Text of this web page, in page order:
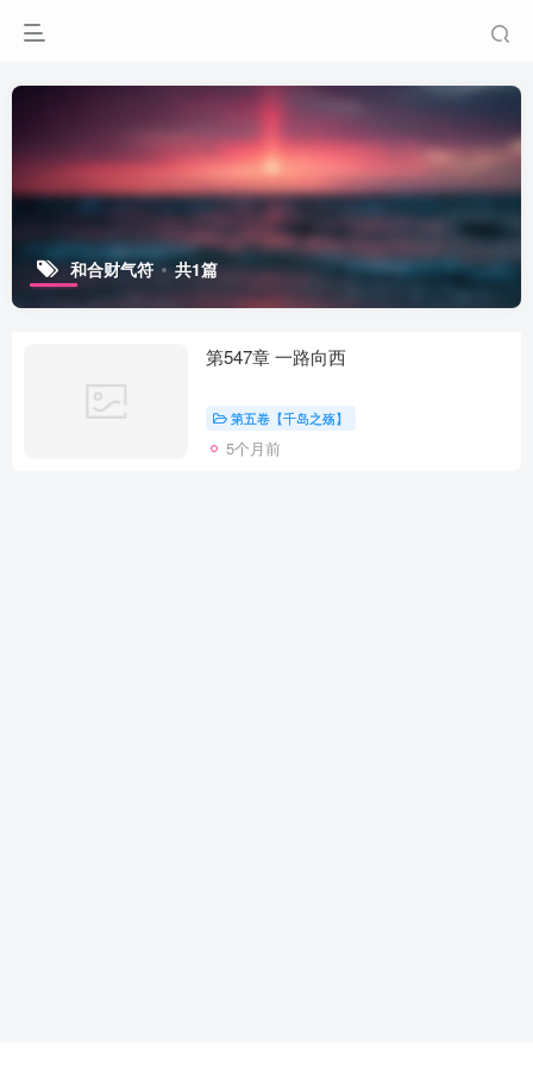
和合财气符 共1篇
第547章 一路向西
第五卷【千岛之殇】
5个月前